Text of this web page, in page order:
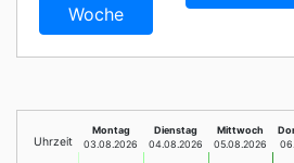
Woche
Uhrzeit
Montag
03.08.2026
Dienstag
04.08.2026
Mittwoch
05.08.2026